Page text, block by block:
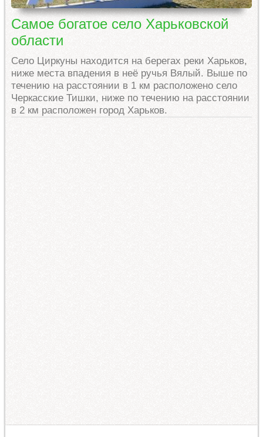
Самое богатое село Харьковской
области
Село Циркуны находится на берегах реки Харьков,
ниже места впадения в неё ручья Вялый. Выше по
течению на расстоянии в 1 км расположено село
Черкасские Тишки, ниже по течению на расстоянии
в 2 км расположен город Харьков.